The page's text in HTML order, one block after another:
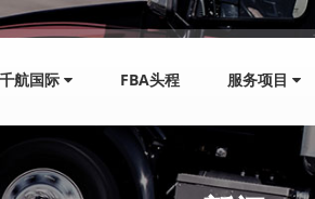
千航国际 FBA头程 服务项目